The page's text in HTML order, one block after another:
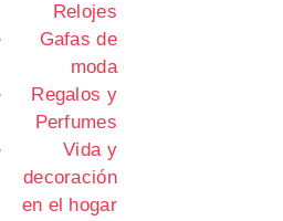
Relojes
Gafas de
moda
Regalos y
Perfumes
Vida y
decoración
en el hogar